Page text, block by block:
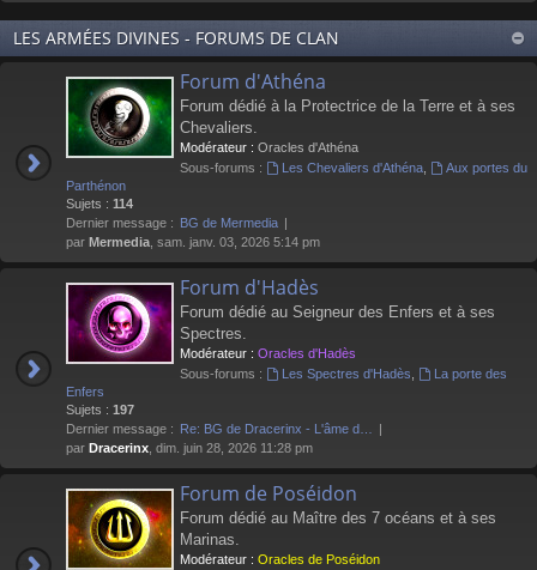
LES ARMÉES DIVINES - FORUMS DE CLAN
Forum d'Athéna
Forum dédié à la Protectrice de la Terre et à ses
Chevaliers.
Modérateur : Oracles d'Athéna
Sous-forums :
Les Chevaliers d'Athéna,
Aux portes du
Parthénon
Sujets : 114
Dernier message : BG de Mermedia
par Mermedia , sam. janv. 03, 2026 5:14 pm
Forum d'Hadès
Forum dédié au Seigneur des Enfers et à ses
Spectres.
Modérateur : Oracles d'Hadès
Sous-forums :
Les Spectres d'Hadès
La porte des
Enfers
Sujets : 197
Dernier message : Re: BG de Dracerinx - L'âme d…
par Dracerinx , dim. juin 28, 2026 11:28 pm
Forum de Poséidon
Forum dédié au Maître des 7 océans et à ses
Marinas.
Modérateur : Oracles de Poséidon